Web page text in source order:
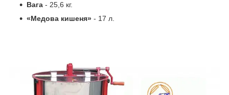
Вага - 25,6 кг.
«Медова кишеня» - 17 л.